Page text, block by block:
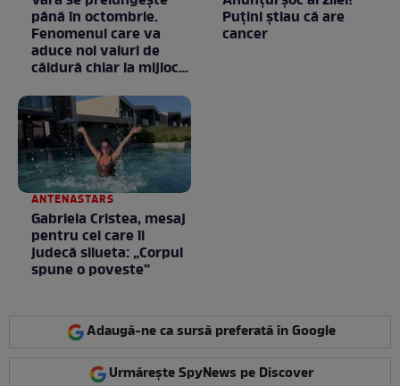
până în octombrie.
Fenomenul care va
aduce noi valuri de
căldură chiar la mijlocul
Puţini ştiau că are
cancer
ANTENASTARS
Gabriela Cristea, mesaj
pentru cei care îi
judecă silueta: „Corpul
spune o poveste”
Adaugă-ne ca sursă preferată în Google
Urmărește SpyNews pe Discover